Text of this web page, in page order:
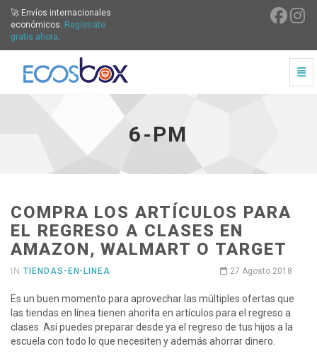
🚀 Envíos internacionales
económicos. Regístrate
gratis ahora.
6-PM
COMPRA LOS ARTÍCULOS PARA
EL REGRESO A CLASES EN
AMAZON, WALMART O TARGET
IN TIENDAS-EN-LINEA 27 Agosto 2018
Es un buen momento para aprovechar las múltiples ofertas que
las tiendas en línea tienen ahorita en artículos para el regreso a
clases. Así puedes preparar desde ya el regreso de tus hijos a la
escuela con todo lo que necesiten y además ahorrar dinero.